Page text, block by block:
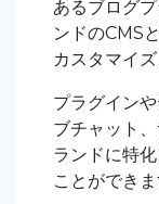
あるブログ
ンドのCMS
カスタマイ
プラグイン
ブチャット
ランドに特
ことができま